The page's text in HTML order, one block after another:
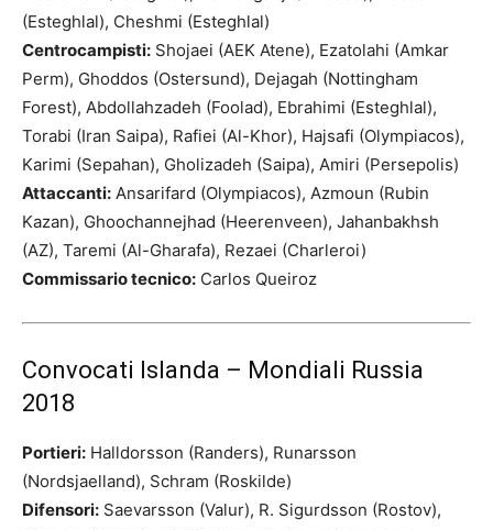
(Esteghlal), Cheshmi (Esteghlal)
Centrocampisti: Shojaei (AEK Atene), Ezatolahi (Amkar
Perm), Ghoddos (Ostersund), Dejagah (Nottingham
Forest), Abdollahzadeh (Foolad), Ebrahimi (Esteghlal),
Torabi (Iran Saipa), Rafiei (Al-Khor), Hajsafi (Olympiacos),
Karimi (Sepahan), Gholizadeh (Saipa), Amiri (Persepolis)
Attaccanti: Ansarifard (Olympiacos), Azmoun (Rubin
Kazan), Ghoochannejhad (Heerenveen), Jahanbakhsh
(AZ), Taremi (Al-Gharafa), Rezaei (Charleroi)
Commissario tecnico: Carlos Queiroz
Convocati Islanda – Mondiali Russia
2018
Portieri: Halldorsson (Randers), Runarsson
(Nordsjaelland), Schram (Roskilde)
Difensori: Saevarsson (Valur), R. Sigurdsson (Rostov),